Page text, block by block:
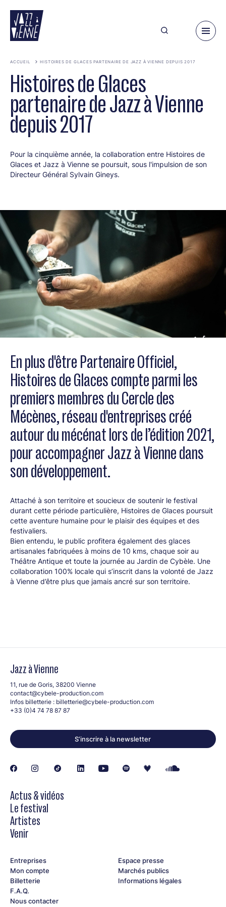
contenu
principal
ACCUEIL HISTOIRES DE GLACES PARTENAIRE DE JAZZ À VIENNE DEPUIS 2017
Histoires de Glaces
partenaire de Jazz à Vienne
depuis 2017
Pour la cinquième année, la collaboration entre Histoires de
Glaces et Jazz à Vienne se poursuit, sous l'impulsion de son
Directeur Général Sylvain Gineys.
En plus d'être Partenaire Officiel,
Histoires de Glaces compte parmi les
premiers membres du Cercle des
Mécènes, réseau d'entreprises créé
autour du mécénat lors de l’édition 2021,
pour accompagner Jazz à Vienne dans
son développement.
Attaché à son territoire et soucieux de soutenir le festival
durant cette période particulière, Histoires de Glaces poursuit
cette aventure humaine pour le plaisir des équipes et des
festivaliers.
Bien entendu, le public profitera également des glaces
artisanales fabriquées à moins de 10 kms, chaque soir au
Théâtre Antique et toute la journée au Jardin de Cybèle. Une
collaboration 100% locale qui s’inscrit dans la volonté de Jazz
à Vienne d’être plus que jamais ancré sur son territoire.
Jazz à Vienne
11, rue de Goris, 38200 Vienne
contact@cybele-production.com
Infos billetterie : billetterie@cybele-production.com
+33 (0)4 74 78 87 87
S’inscrire à la newsletter
Actus & vidéos
Le festival
Artistes
Venir
Entreprises
Mon compte
Billetterie
F.A.Q.
Nous contacter
Espace presse
Marchés publics
Informations légales